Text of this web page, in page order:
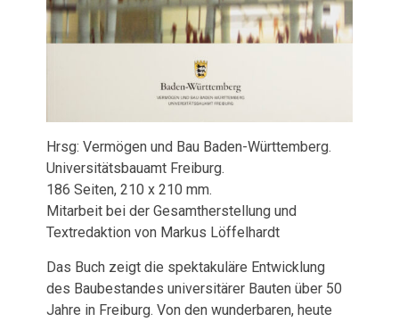
Hrsg: Vermögen und Bau Baden-Württemberg.
Universitätsbauamt Freiburg.
186 Seiten, 210 x 210 mm.
Mitarbeit bei der Gesamtherstellung und
Textredaktion von Markus Löffelhardt
Das Buch zeigt die spektakuläre Entwicklung
des Baubestandes universitärer Bauten über 50
Jahre in Freiburg. Von den wunderbaren, heute